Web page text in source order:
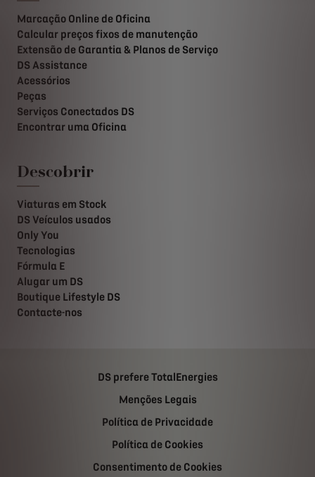
Marcação Online de Oficina
Calcular preços fixos de manutenção
Extensão de Garantia & Planos de Serviço
DS Assistance
Acessórios
Peças
Serviços Conectados DS
Encontrar uma Oficina
Descobrir
Viaturas em Stock
DS Veículos usados
Only You
Tecnologias
Fórmula E
Alugar um DS
Boutique Lifestyle DS
Contacte-nos
DS prefere TotalEnergies
Menções Legais
Política de Privacidade
Política de Cookies
Consentimento de Cookies